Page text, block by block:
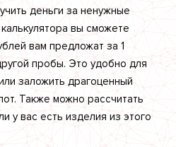
деньги за ненужные
вы сможете
вам предложат за 1
пробы. Это удобно для
заложить драгоценный
Также можно рассчитать
у вас есть изделия из этого